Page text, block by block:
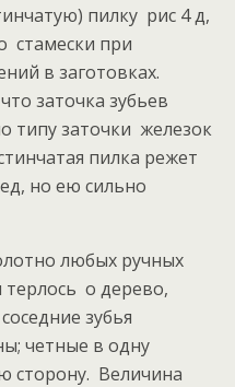
пилку рис 4 д,
стамески при
в заготовках.
заточка зубьев
типу заточки железок
пилка режет
но ею сильно
любых ручных
о дерево,
зубья
четные в одну
сторону. Величина